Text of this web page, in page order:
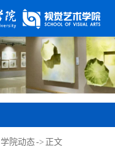
学院动态-> 正文